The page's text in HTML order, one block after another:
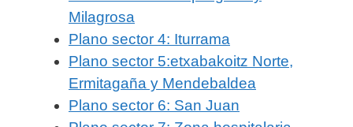
Milagrosa
Plano sector 4: Iturrama
Plano sector 5:etxabakoitz Norte,
Ermitagaña y Mendebaldea
Plano sector 6: San Juan